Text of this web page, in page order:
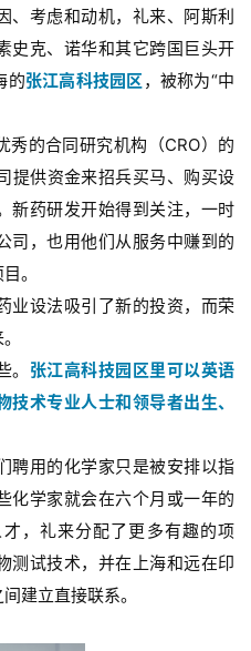
注册
、考虑和动机，礼来、阿斯利
史克、诺华和其它跨国巨头开
的张江高科技园区 ，被称为“中
秀的合同研究机构（CRO）的
提供资金来招兵买马、购买设
新药研发开始得到关注，一时
司，也用他们从服务中赚到的
。
业设法吸引了新的投资，而荣
张江高科技园区里可以英语
术专业人士和领导者出生、
聘用的化学家只是被安排以指
化学家就会在六个月或一年的
，礼来分配了更多有趣的项
测试技术，并在上海和远在印
建立直接联系。